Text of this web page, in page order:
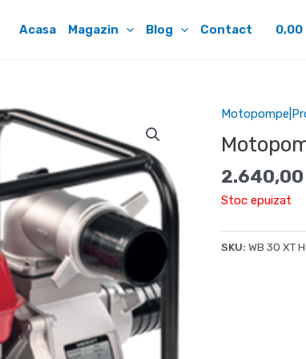
Acasa Magazin Blog Contact 0,00
2.640,00
Stoc epuizat
SKU: WB 30 XT